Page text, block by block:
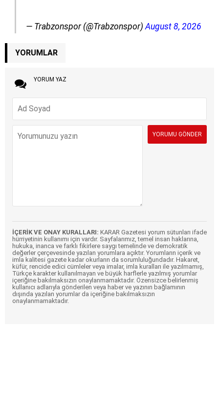
— Trabzonspor (@Trabzonspor) August 8, 2026
YORUMLAR
YORUM YAZ
İÇERİK VE ONAY KURALLARI: KARAR Gazetesi yorum sütunları ifade
hürriyetinin kullanımı için vardır. Sayfalarımız, temel insan haklarına,
hukuka, inanca ve farklı fikirlere saygı temelinde ve demokratik
değerler çerçevesinde yazılan yorumlara açıktır. Yorumların içerik ve
imla kalitesi gazete kadar okurların da sorumluluğundadır. Hakaret,
küfür, rencide edici cümleler veya imalar, imla kuralları ile yazılmamış,
Türkçe karakter kullanılmayan ve büyük harflerle yazılmış yorumlar
içeriğine bakılmaksızın onaylanmamaktadır. Özensizce belirlenmiş
kullanıcı adlarıyla gönderilen veya haber ve yazının bağlamının
dışında yazılan yorumlar da içeriğine bakılmaksızın
onaylanmamaktadır.